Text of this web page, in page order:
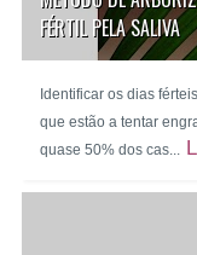
FÉRTIL PELA SALIVA
Identificar os dias
que estão a tentar
quase 50% dos cas...